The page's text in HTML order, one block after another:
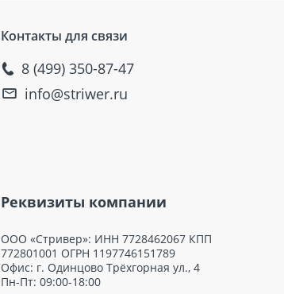
Контакты для связи
8 (499) 350-87-47
info@striwer.ru
Реквизиты компании
ООО «Стривер»: ИНН 7728462067 КПП
772801001 ОГРН 1197746151789
Офис: г. Одинцово Трёхгорная ул., 4
Пн-Пт: 09:00-18:00